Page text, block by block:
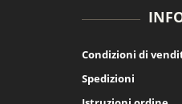
Condizioni di
Spedizioni